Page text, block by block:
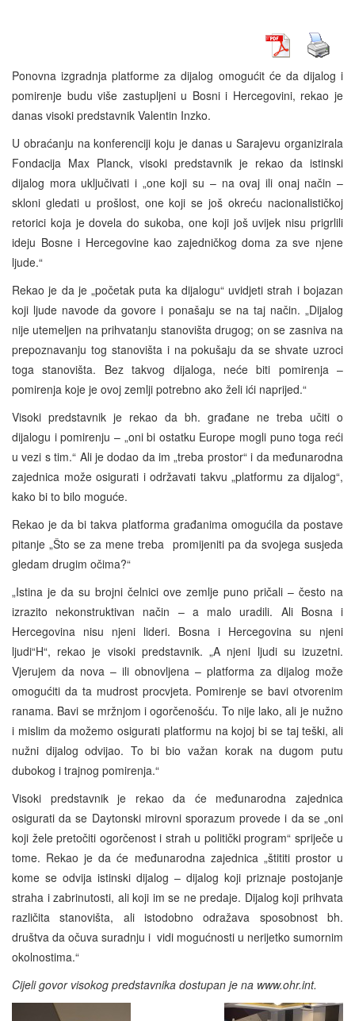
Ponovna izgradnja platforme za dijalog omogućit će da dijalog i
pomirenje budu više zastupljeni u Bosni i Hercegovini, rekao je
danas visoki predstavnik Valentin Inzko.
U obraćanju na konferenciji koju je danas u Sarajevu organizirala
Fondacija Max Planck, visoki predstavnik je rekao da istinski
dijalog mora uključivati i „one koji su – na ovaj ili onaj način –
skloni gledati u prošlost, one koji se još okreću nacionalističkoj
retorici koja je dovela do sukoba, one koji još uvijek nisu prigrlili
ideju Bosne i Hercegovine kao zajedničkog doma za sve njene
ljude.“
Rekao je da je „početak puta ka dijalogu“ uvidjeti strah i bojazan
koji ljude navode da govore i ponašaju se na taj način. „Dijalog
nije utemeljen na prihvatanju stanovišta drugog; on se zasniva na
prepoznavanju tog stanovišta i na pokušaju da se shvate uzroci
toga stanovišta. Bez takvog dijaloga, neće biti pomirenja –
pomirenja koje je ovoj zemlji potrebno ako želi ići naprijed.“
Visoki predstavnik je rekao da bh. građane ne treba učiti o
dijalogu i pomirenju – „oni bi ostatku Europe mogli puno toga reći
u vezi s tim.“ Ali je dodao da im „treba prostor“ i da međunarodna
zajednica može osigurati i održavati takvu „platformu za dijalog“,
kako bi to bilo moguće.
Rekao je da bi takva platforma građanima omogućila da postave
pitanje „Što se za mene treba promijeniti pa da svojega susjeda
gledam drugim očima?“
„Istina je da su brojni čelnici ove zemlje puno pričali – često na
izrazito nekonstruktivan način – a malo uradili. Ali Bosna i
Hercegovina nisu njeni lideri. Bosna i Hercegovina su njeni
ljudi“H“, rekao je visoki predstavnik. „A njeni ljudi su izuzetni.
Vjerujem da nova – ili obnovljena – platforma za dijalog može
omogućiti da ta mudrost procvjeta. Pomirenje se bavi otvorenim
ranama. Bavi se mržnjom i ogorčenošću. To nije lako, ali je nužno
i mislim da možemo osigurati platformu na kojoj bi se taj teški, ali
nužni dijalog odvijao. To bi bio važan korak na dugom putu
dubokog i trajnog pomirenja.“
Visoki predstavnik je rekao da će međunarodna zajednica
osigurati da se Daytonski mirovni sporazum provede i da se „oni
koji žele pretočiti ogorčenost i strah u politički program“ spriječe u
tome. Rekao je da će međunarodna zajednica „štititi prostor u
kome se odvija istinski dijalog – dijalog koji priznaje postojanje
straha i zabrinutosti, ali koji im se ne predaje. Dijalog koji prihvata
različita stanovišta, ali istodobno odražava sposobnost bh.
društva da očuva suradnju i vidi mogućnosti u nerijetko sumornim
okolnostima.“
Cijeli govor visokog predstavnika dostupan je na www.ohr.int.